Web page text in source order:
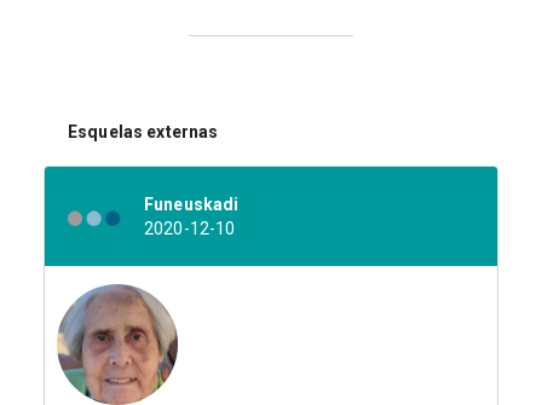
Esquelas externas
Funeuskadi
2020-12-10